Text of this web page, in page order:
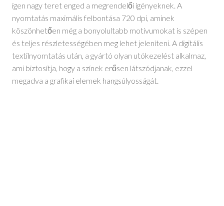
igen nagy teret enged a megrendelői igényeknek. A
nyomtatás maximális felbontása 720 dpi, aminek
köszönhetően még a bonyolultabb motívumokat is szépen
és teljes részletességében meg lehet jeleníteni. A digitális
textilnyomtatás után, a gyártó olyan utókezelést alkalmaz,
ami biztosítja, hogy a színek erősen látszódjanak, ezzel
megadva a grafikai elemek hangsúlyosságát.